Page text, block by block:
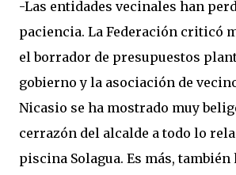
-Las entidades vecinales han
paciencia. La Federación criticó
el borrador de presupuestos
gobierno y la asociación de
Nicasio se ha mostrado muy
cerrazón del alcalde a todo lo
piscina Solagua. Es más,